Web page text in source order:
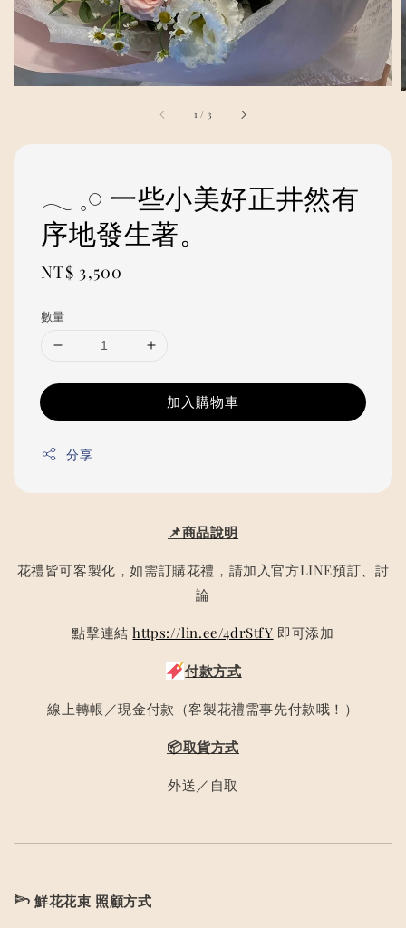
1 / 3
𓂃 𓈒𓏸 一些小美好正井然有
序地發生著。
Regular
NT$ 3,500
數量
加入購物車
分享
📌商品說明
花禮皆可客製化，如需訂購花禮，請加入官方LINE預訂、討
論
點擊連結https://lin.ee/4drStfY 即可添加
付款方式
線上轉帳／現金付款（客製花禮需事先付款哦！）
📦取貨方式
外送／自取
𓆸 鮮花花束 照顧方式